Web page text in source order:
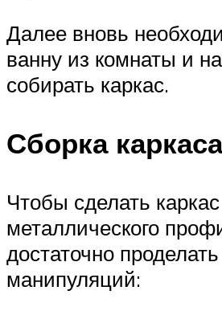
Далее вновь
ванну из комнаты и
собирать каркас.
Сборка каркаса
Чтобы сделать
металлического
достаточно
манипуляций: